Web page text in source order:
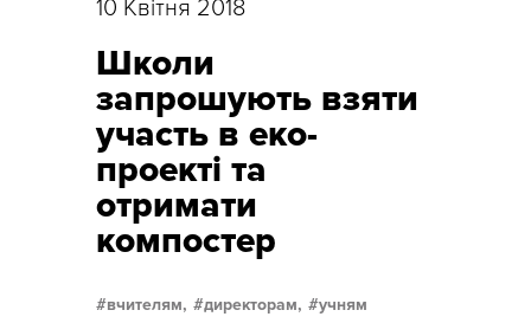
10 Квітня 2018
Школи
запрошують взяти
участь в еко-
проекті та
отримати
компостер
вчителям, директорам, учням